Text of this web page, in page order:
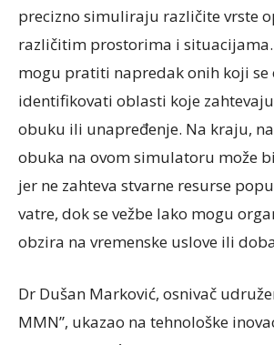
precizno simuliraju različite vrste
različitim prostorima i
mogu pratiti napredak onih koji se
identifikovati oblasti koje
obuku ili unapređenje. Na kraju,
obuka na ovom simulatoru može
jer ne zahteva stvarne resurse
vatre, dok se vežbe lako mogu
obzira na vremenske uslove ili
Dr Dušan Marković, osnivač
MMN”, ukazao na tehnološke